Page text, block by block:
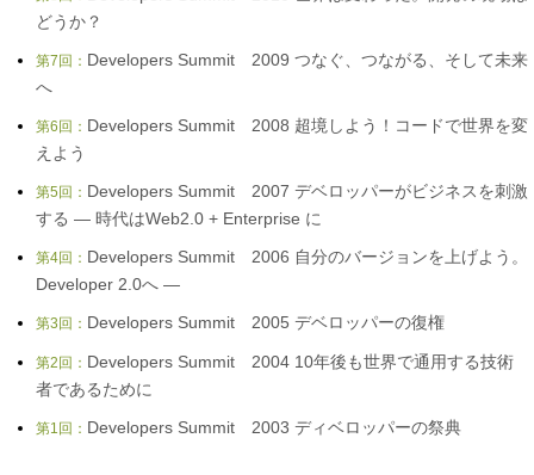
どうか？
第7回： Developers Summit 2009 つなぐ、つながる、そして未来
へ
第6回： Developers Summit 2008 超境しよう！コードで世界を変
えよう
第5回： Developers Summit 2007 デベロッパーがビジネスを刺激
する ― 時代はWeb2.0 + Enterprise に
第4回： Developers Summit 2006 自分のバージョンを上げよう。
Developer 2.0へ ―
第3回： Developers Summit 2005 デベロッパーの復権
第2回： Developers Summit 2004 10年後も世界で通用する技術
者であるために
第1回： Developers Summit 2003 ディベロッパーの祭典